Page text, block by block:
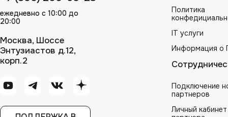
ежедневно с 10:00 до
20:00
Москва, Шоссе
Энтузиастов д.12,
корп.2
Политика
IT услуги
Информация о
Подключение
партнеров
Личный кабинет